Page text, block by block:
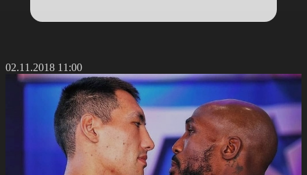
02.11.2018 11:00